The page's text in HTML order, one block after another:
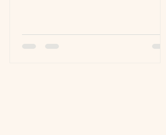
aracılığıyla Almanya'da şoförlük yapmak